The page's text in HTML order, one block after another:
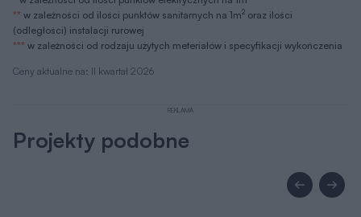
Ceny aktualne na: II kwartał 2026
** w zależności od ilości punktów sanitarnych na 1m2 oraz ilości
(odległości) instalacji rurowej
*** w zależności od rodzaju użytych meteriałów i specyfikacji wykończenia
REKLAMA
Projekty podobne